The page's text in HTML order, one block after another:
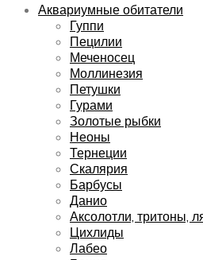
Аквариумные обитатели
Гуппи
Пецилии
Меченосец
Моллинезия
Петушки
Гурами
Золотые рыбки
Неоны
Тернеции
Скалярия
Барбусы
Данио
Аксолотли, тритоны,
Цихлиды
Лабео